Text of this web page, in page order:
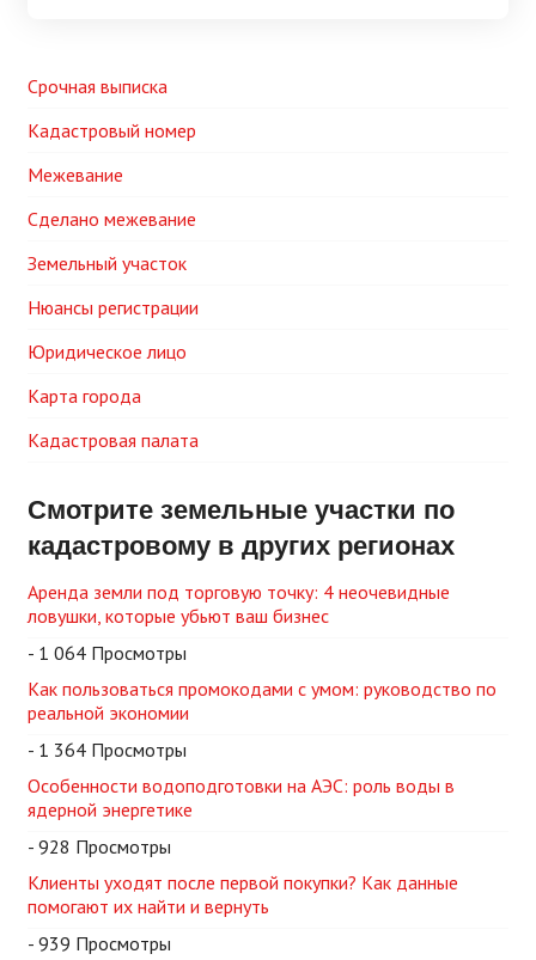
Срочная выписка
Кадастровый номер
Межевание
Сделано межевание
Земельный участок
Нюансы регистрации
Юридическое лицо
Карта города
Кадастровая палата
Смотрите земельные участки по
кадастровому в других регионах
Аренда земли под торговую точку: 4 неочевидные
ловушки, которые убьют ваш бизнес
- 1 064 Просмотры
Как пользоваться промокодами с умом: руководство по
реальной экономии
- 1 364 Просмотры
Особенности водоподготовки на АЭС: роль воды в
ядерной энергетике
- 928 Просмотры
Клиенты уходят после первой покупки? Как данные
помогают их найти и вернуть
- 939 Просмотры